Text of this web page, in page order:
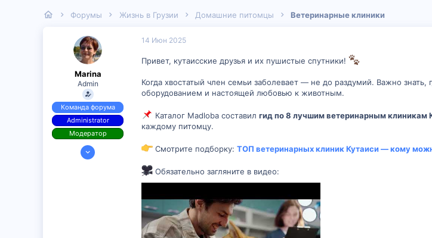
о
а
а
ч
а
л
а
Форумы Жизнь в Грузии Домашние питомцы Ветеринарные клиники
Marina
Admin
Команда форума
Administrator
Модератор
30 Окт 2023
14 Июн 2025
Привет, кутаисские друзья и их пушистые спутники!
Когда хвостатый член семьи заболевает — не до раздумий. Важно знать,
оборудованием и настоящей любовью к животным.
Каталог Madloba составилгид по 8 лучшим ветеринарным клиникам
каждому питомцу.
Смотрите подборку:ТОП ветеринарных клиник Кутаиси — кому
Обязательно загляните в видео: